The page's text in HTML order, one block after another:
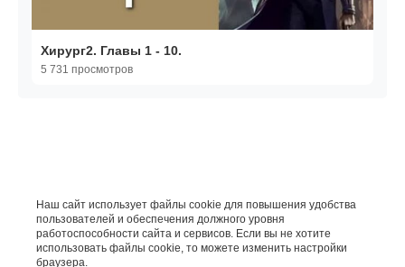
Хирург2. Главы 1 - 10.
5 731 просмотров
Наш сайт использует файлы cookie для повышения удобства
пользователей и обеспечения должного уровня
работоспособности сайта и сервисов. Если вы не хотите
использовать файлы cookie, то можете изменить настройки
браузера.